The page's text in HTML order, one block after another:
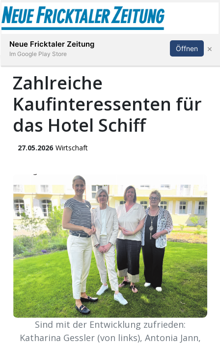
Stellen
Paper
App
Abonnieren Anmelden
Zahlreiche
Kaufinteressenten für
das Hotel Schiff
27.05.2026 Wirtschaft
Sind mit der Entwicklung zufrieden:
Katharina Gessler (von links), Antonia Jann,
Neue Fricktaler Zeitung
Im Google Play Store
Öffnen ×